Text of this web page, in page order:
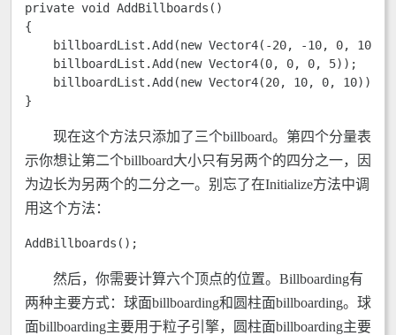
private void AddBillboards()
{
    billboardList.Add(new Vector4(-20, -10, 0, 10));
    billboardList.Add(new Vector4(0, 0, 0, 5));
    billboardList.Add(new Vector4(20, 10, 0, 10));
}
现在这个方法只添加了三个billboard。第四个分量表
示你想让第二个billboard大小只有另两个的四分之一，因
为边长为另两个的二分之一。别忘了在Initialize方法中调
用这个方法：
AddBillboards();
然后，你需要计算六个顶点的位置。Billboarding有
两种主要方式：球面billboarding和圆柱面billboarding。球
面billboarding主要用于粒子引擎，圆柱面billboarding主要